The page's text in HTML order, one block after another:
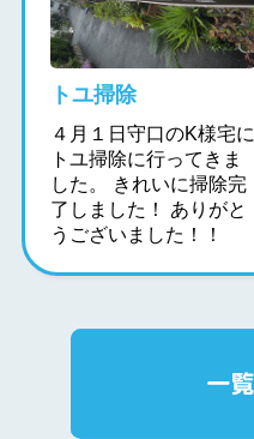
トユ掃除
４月１日守口のK様宅に
トユ掃除に行ってきま
した。 きれいに掃除完
了しました！ ありがと
うございました！！